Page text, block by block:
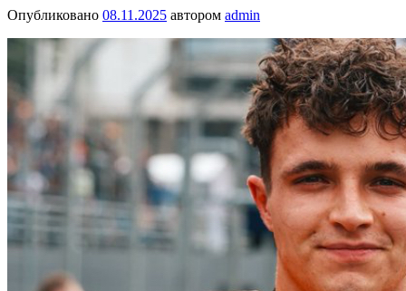
Опубликовано 08.11.2025 автором admin